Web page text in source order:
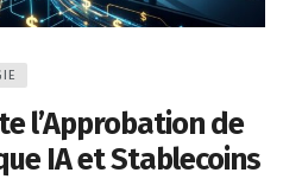
l’Approbation de
IA et Stablecoins